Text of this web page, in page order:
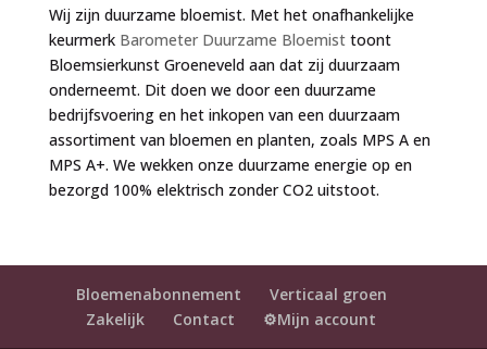
Wij zijn duurzame bloemist. Met het onafhankelijke
keurmerk Barometer Duurzame Bloemisttoont
Bloemsierkunst Groeneveld aan dat zij duurzaam
onderneemt. Dit doen we door een duurzame
bedrijfsvoering en het inkopen van een duurzaam
assortiment van bloemen en planten, zoals MPS A en
MPS A+. We wekken onze duurzame energie op en
bezorgd 100% elektrisch zonder CO2 uitstoot.
Bloemenabonnement
Verticaal groen
Zakelijk
Contact ⚙️Mijn account